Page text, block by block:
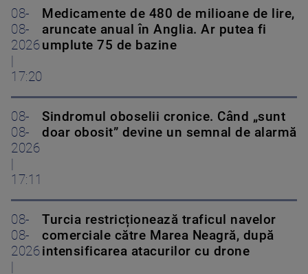
08-
08-
2026
17:20
Medicamente de 480 de milioane de lire,
aruncate anual în Anglia. Ar putea fi
umplute 75 de bazine
08-
08-
2026
17:11
Sindromul oboselii cronice. Când „sunt
doar obosit” devine un semnal de alarmă
08-
08-
2026
Turcia restricționează traficul navelor
comerciale către Marea Neagră, după
intensificarea atacurilor cu drone